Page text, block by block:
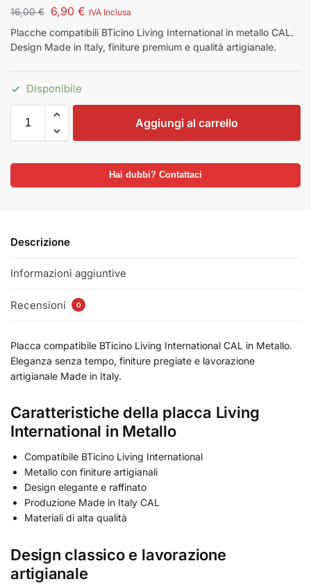
16,00€ 6,90 € IVA Inclusa
Placche compatibili BTicino Living International in metallo CAL.
Design Made in Italy, finiture premium e qualità artigianale.
Disponibile
Aggiungi al carrello
Hai dubbi? Contattaci
Descrizione
Informazioni aggiuntive
Recensioni 0
Placca compatibile BTicino Living International CAL in Metallo.
Eleganza senza tempo, finiture pregiate e lavorazione
artigianale Made in Italy.
Caratteristiche della placca Living
International in Metallo
Compatibile BTicino Living International
Metallo con finiture artigianali
Design elegante e raffinato
Produzione Made in Italy CAL
Materiali di alta qualità
Design classico e lavorazione
artigianale